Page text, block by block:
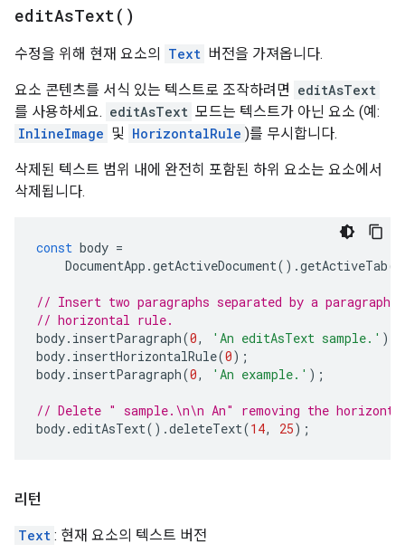
editAsText( )
수정을 위해 현재 요소의 Text 버전을 가져옵니다.
요소 콘텐츠를 서식 있는 텍스트로 조작하려면 editAsText
를 사용하세요. editAsText 모드는 텍스트가 아닌 요소 (예:
InlineImage 및 HorizontalRule )를 무시합니다.
삭제된 텍스트 범위 내에 완전히 포함된 하위 요소는 요소에서
삭제됩니다.
const body =
DocumentApp .getActiveDocument().getActiveTab
// Insert two paragraphs separated by a paragraph
// horizontal rule.
body. insertParagraph(0, 'An editAsText sample.' );
body. insertHorizontalRule(0);
body. insertParagraph(0, 'An example.' );
// Delete " sample.\n\n An" removing the
body. editAsText().deleteText(14, 25);
리턴
Text : 현재 요소의 텍스트 버전